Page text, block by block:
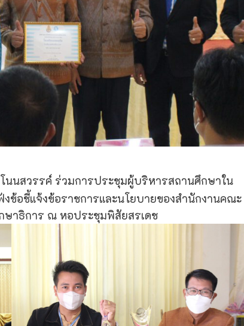
นนสวรรค์ ร่วมการประชุมผู้บริหารสถานศึกษาใน
ข้อชี้แจ้งข้อราชการและนโยบายของสํานักงานคณะ
ษาธิการ ณ หอประชุมพิสัยสรเดช